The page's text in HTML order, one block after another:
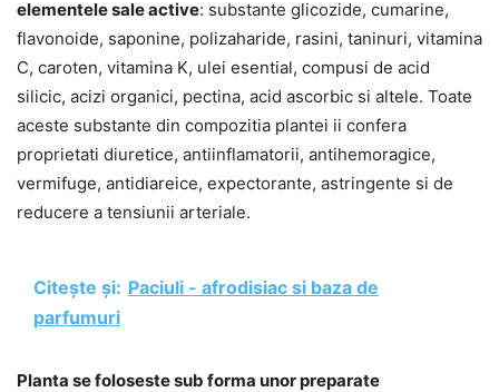
elementele sale active: substante glicozide, cumarine,
flavonoide, saponine, polizaharide, rasini, taninuri, vitamina
C, caroten, vitamina K, ulei esential, compusi de acid
silicic, acizi organici, pectina, acid ascorbic si altele. Toate
aceste substante din compozitia plantei ii confera
proprietati diuretice, antiinflamatorii, antihemoragice,
vermifuge, antidiareice, expectorante, astringente si de
reducere a tensiunii arteriale.
Citește și: Paciuli - afrodisiac si baza de
parfumuri
Planta se foloseste sub forma unor preparate